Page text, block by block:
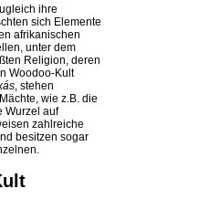
ihre
sich Elemente
afrikanischen
unter dem
Religion, deren
Woodoo-Kult
, stehen
wie z.B. die
Wurzel auf
zahlreiche
besitzen sogar